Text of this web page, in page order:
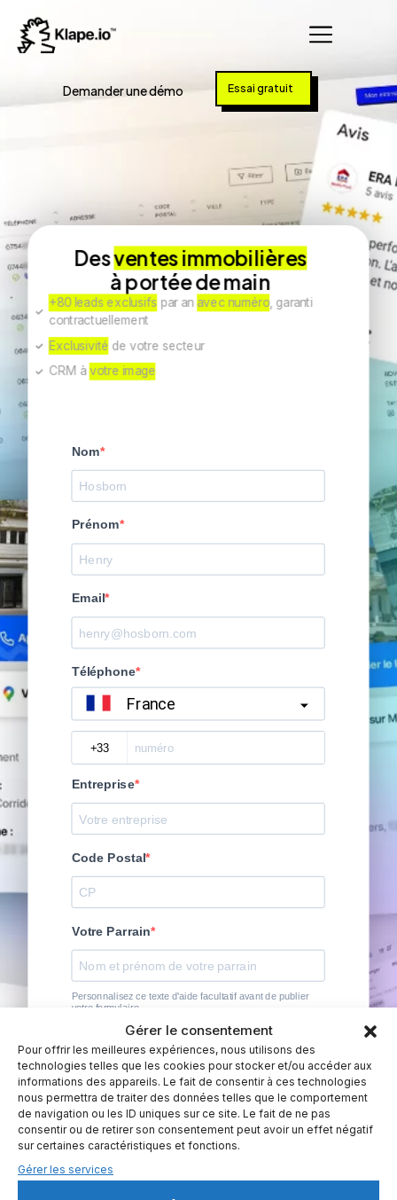
Gérer le consentement
Pour offrir les meilleures expériences, nous utilisons des
technologies telles que les cookies pour stocker et/ou accéder aux
informations des appareils. Le fait de consentir à ces technologies
nous permettra de traiter des données telles que le comportement
de navigation ou les ID uniques sur ce site. Le fait de ne pas
consentir ou de retirer son consentement peut avoir un effet négatif
sur certaines caractéristiques et fonctions.
Gérer les services
Demander une démo Essai gratuit
Desventes immobilières
à portée de main
+80 leads exclusifs par an avec numéro, garanti
contractuellement
Exclusivité de votre secteur
CRM àvotre image